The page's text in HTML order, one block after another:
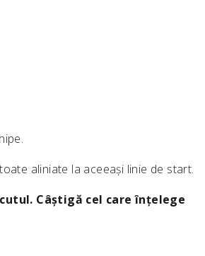
aliniate la aceeași linie de start.
Câștigă cel care înțelege